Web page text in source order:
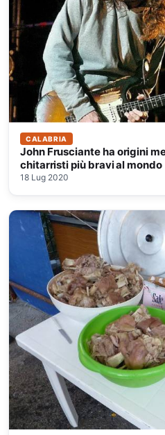
CALABRIA
John Frusciante ha origini
chitarristi più bravi al mondo
18 Lug 2020